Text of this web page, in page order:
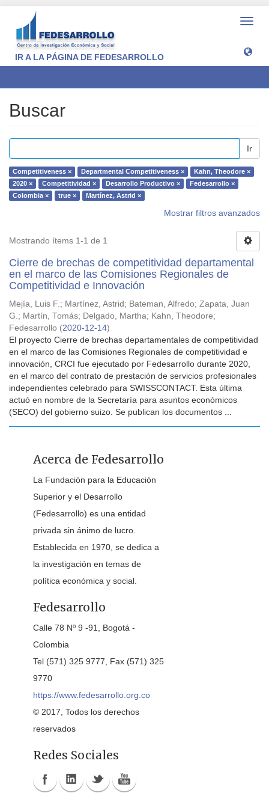
IR A LA PÁGINA DE FEDESARROLLO
Buscar
Ir
Competitiveness × Departmental Competitiveness ×
Kahn, Theodore ×
2020 ×
Competitividad × Desarrollo Productivo ×
Fedesarrollo ×
Colombia ×
true × Martínez, Astrid ×
Mostrar filtros avanzados
Mostrando ítems 1-1 de 1
Cierre de brechas de competitividad departamental
en el marco de las Comisiones Regionales de
Competitividad e Innovación
Mejía, Luis F.; Martínez, Astrid ; Bateman, Alfredo; Zapata, Juan
G.; Martín, Tomás; Delgado, Martha; Kahn, Theodore;
Fedesarrollo (2020-12-14)
El proyecto Cierre de brechas departamentales de competitividad
en el marco de las Comisiones Regionales de competitividad e
innovación, CRCI fue ejecutado por Fedesarrollo durante 2020,
en el marco del contrato de prestación de servicios profesionales
independientes celebrado para SWISSCONTACT. Esta última
actuó en nombre de la Secretaría para asuntos económicos
(SECO) del gobierno suizo. Se publican los documentos ...
Acerca de Fedesarrollo
La Fundación para la Educación
Superior y el Desarrollo
(Fedesarrollo) es una entidad
privada sin ánimo de lucro.
Establecida en 1970, se dedica a
la investigación en temas de
política económica y social.
Fedesarrollo
Calle 78 Nº 9 -91, Bogotá -
Colombia
Tel (571) 325 9777, Fax (571) 325
9770
https://www.fedesarrollo.org.co
© 2017, Todos los derechos
reservados
Redes Sociales